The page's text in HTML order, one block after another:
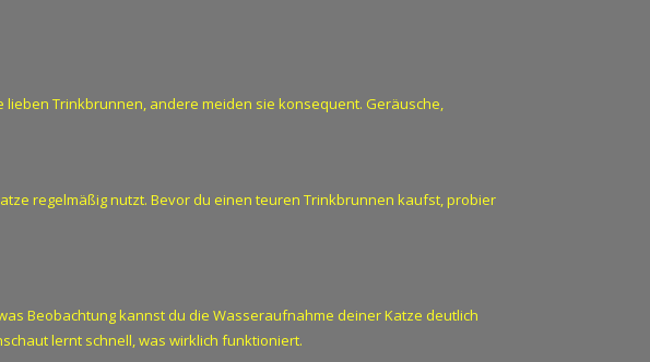
Trinkbrunnen, andere meiden sie konsequent. Geräusche,
regelmäßig nutzt. Bevor du einen teuren Trinkbrunnen kaufst, probier
Beobachtung kannst du die Wasseraufnahme deiner Katze deutlich
lernt schnell, was wirklich funktioniert.